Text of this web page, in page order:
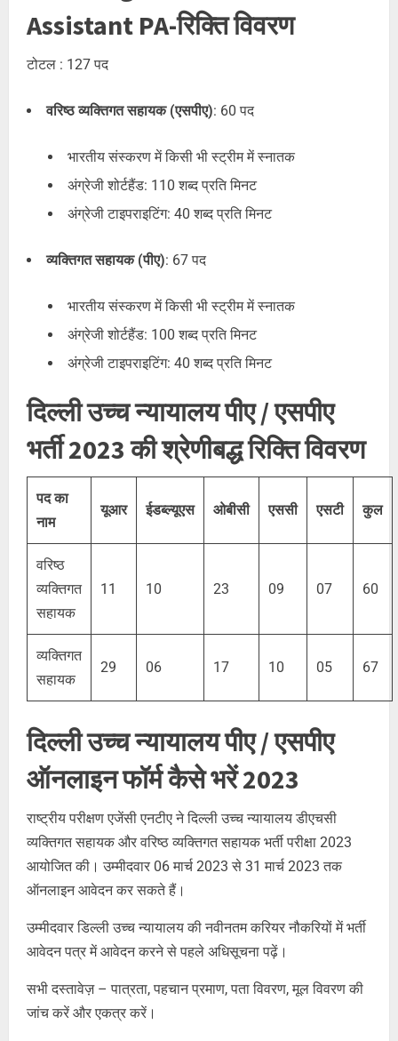
Assistant PA-रिक्ति विवरण
टोटल : 127 पद
वरिष्ठ व्यक्तिगत सहायक (एसपीए): 60 पद
भारतीय संस्करण में किसी भी स्ट्रीम में स्नातक
अंग्रेजी शोर्टहैंड: 110 शब्द प्रति मिनट
अंग्रेजी टाइपराइटिंग: 40 शब्द प्रति मिनट
व्यक्तिगत सहायक (पीए): 67 पद
भारतीय संस्करण में किसी भी स्ट्रीम में स्नातक
अंग्रेजी शोर्टहैंड: 100 शब्द प्रति मिनट
अंग्रेजी टाइपराइटिंग: 40 शब्द प्रति मिनट
दिल्ली उच्च न्यायालय पीए / एसपीए
भर्ती 2023 की श्रेणीबद्ध रिक्ति विवरण
पद का
नाम
यूआर ईडब्ल्यूएस ओबीसी एससी एसटी कुल
वरिष्ठ
व्यक्तिगत
सहायक
11 10 23 09 07 60
व्यक्तिगत
सहायक
29 06 17 10 05 67
दिल्ली उच्च न्यायालय पीए / एसपीए
ऑनलाइन फॉर्म कैसे भरें 2023
राष्ट्रीय परीक्षण एजेंसी एनटीए ने दिल्ली उच्च न्यायालय डीएचसी
व्यक्तिगत सहायक और वरिष्ठ व्यक्तिगत सहायक भर्ती परीक्षा 2023
आयोजित की। उम्मीदवार 06 मार्च 2023 से 31 मार्च 2023 तक
ऑनलाइन आवेदन कर सकते हैं।
उम्मीदवार डिल्ली उच्च न्यायालय की नवीनतम करियर नौकरियों में भर्ती
आवेदन पत्र में आवेदन करने से पहले अधिसूचना पढ़ें।
सभी दस्तावेज़ – पात्रता, पहचान प्रमाण, पता विवरण, मूल विवरण की
जांच करें और एकत्र करें।